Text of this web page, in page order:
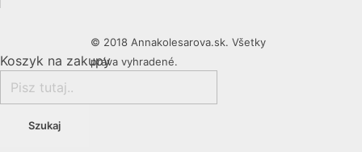
© 2018 Annakolesarova.sk. Všetky
práva vyhradené.
Koszyk na zakupy